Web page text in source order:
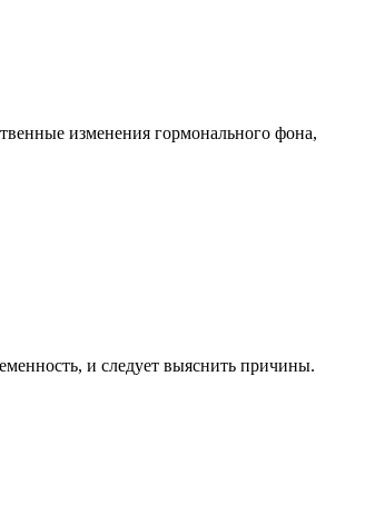
изменения гормонального фона,
и следует выяснить причины.